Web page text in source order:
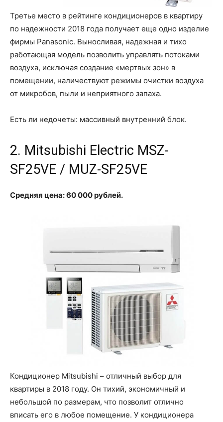
Третье место в рейтинге кондиционеров в квартиру
по надежности 2018 года получает еще одно изделие
фирмы Panasonic. Выносливая, надежная и тихо
работающая модель позволить управлять потоками
воздуха, исключая создание «мертвых зон» в
помещении, наличествуют режимы очистки воздуха
от микробов, пыли и неприятного запаха.
Есть ли недочеты: массивный внутренний блок.
2. Mitsubishi Electric MSZ-
SF25VE / MUZ-SF25VE
Средняя цена: 60 000 рублей.
Кондиционер Mitsubishi – отличный выбор для
квартиры в 2018 году. Он тихий, экономичный и
небольшой по размерам, что позволит отлично
вписать его в любое помещение. У кондиционера